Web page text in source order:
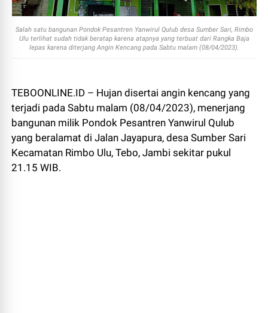
Salah satu bangunan Pondok Pesantren Yanwirul Qulub desa Sumber Sari, Rimbo
Ulu terlihat sudah tidak beratap karena atapnya yang terbuat dari Rangka Baja
lepas karena diterjang Angin Kencang pada Sabtu malam (08/04/2023).
TEBOONLINE.ID – Hujan disertai angin kencang yang
terjadi pada Sabtu malam (08/04/2023), menerjang
bangunan milik Pondok Pesantren Yanwirul Qulub
yang beralamat di Jalan Jayapura, desa Sumber Sari
Kecamatan Rimbo Ulu, Tebo, Jambi sekitar pukul
21.15 WIB.